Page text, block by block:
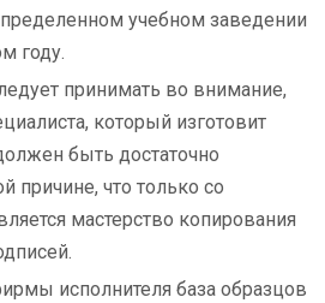
учебном заведении
году.
принимать во внимание,
который изготовит
быть достаточно
причине, что только со
мастерство копирования
исполнителя база образцов